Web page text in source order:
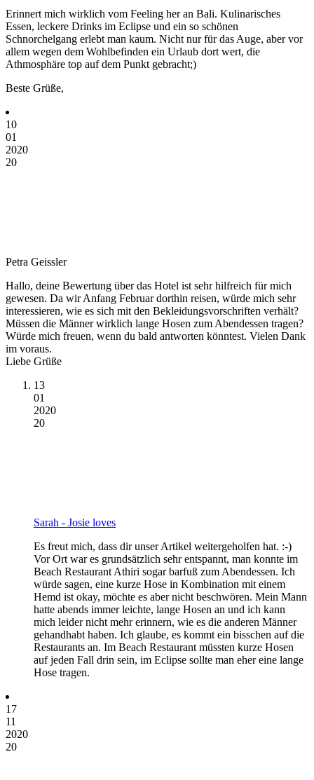
Erinnert mich wirklich vom Feeling her an Bali. Kulinarisches
Essen, leckere Drinks im Eclipse und ein so schönen
Schnorchelgang erlebt man kaum. Nicht nur für das Auge, aber vor
allem wegen dem Wohlbefinden ein Urlaub dort wert, die
Athmosphäre top auf dem Punkt gebracht;)
Beste Grüße,
10
01
2020
20
Petra Geissler
Hallo, deine Bewertung über das Hotel ist sehr hilfreich für mich
gewesen. Da wir Anfang Februar dorthin reisen, würde mich sehr
interessieren, wie es sich mit den Bekleidungsvorschriften verhält?
Müssen die Männer wirklich lange Hosen zum Abendessen tragen?
Würde mich freuen, wenn du bald antworten könntest. Vielen Dank
im voraus.
Liebe Grüße
13
01
2020
20
Sarah - Josie loves
Es freut mich, dass dir unser Artikel weitergeholfen hat. :-)
Vor Ort war es grundsätzlich sehr entspannt, man konnte im
Beach Restaurant Athiri sogar barfuß zum Abendessen. Ich
würde sagen, eine kurze Hose in Kombination mit einem
Hemd ist okay, möchte es aber nicht beschwören. Mein Mann
hatte abends immer leichte, lange Hosen an und ich kann
mich leider nicht mehr erinnern, wie es die anderen Männer
gehandhabt haben. Ich glaube, es kommt ein bisschen auf die
Restaurants an. Im Beach Restaurant müssten kurze Hosen
auf jeden Fall drin sein, im Eclipse sollte man eher eine lange
Hose tragen.
17
11
2020
20